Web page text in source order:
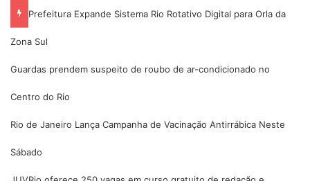
Prefeitura Expande Sistema Rio Rotativo Digital para Orla da
Zona Sul
Guardas prendem suspeito de roubo de ar-condicionado no
Centro do Rio
Rio de Janeiro Lança Campanha de Vacinação Antirrábica Neste
Sábado